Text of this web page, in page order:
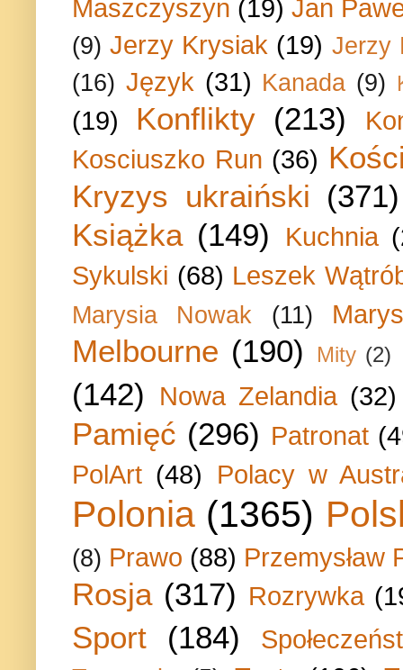
Maszczyszyn (19) Jan
(9) Jerzy Krysiak (19) Jerzy
(16) Język (31) Kanada (9)
(19) Konflikty (213)
Kosciuszko Run (36)
Kryzys ukraiński (371)
Książka (149) Kuchnia
Sykulski (68) Leszek
Marysia Nowak (11)
Melbourne (190) Mity (2)
(142) Nowa Zelandia (32)
Pamięć (296) Patronat
PolArt (48) Polacy w
Polonia (1365)
(8) Prawo (88) Przemysław
Rosja (317) Rozrywka
Sport (184)